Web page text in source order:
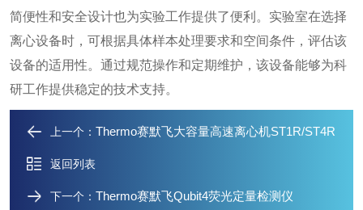
简便性和安全设计也为实验工作提供了便利。实验室在选择
离心设备时，可根据具体样本处理要求和空间条件，评估该
设备的适用性。通过规范操作和定期维护，该设备能够为科
研工作提供稳定的技术支持。
上一个： Thermo赛默飞大容量高速离心机ST1R/ST4R
返回列表
下一个： Thermo赛默飞Qubit4荧光定量检测仪